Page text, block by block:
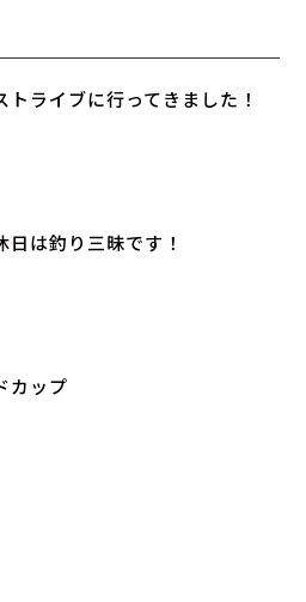
トライブに行ってきました！
日は釣り三昧です！
カップ